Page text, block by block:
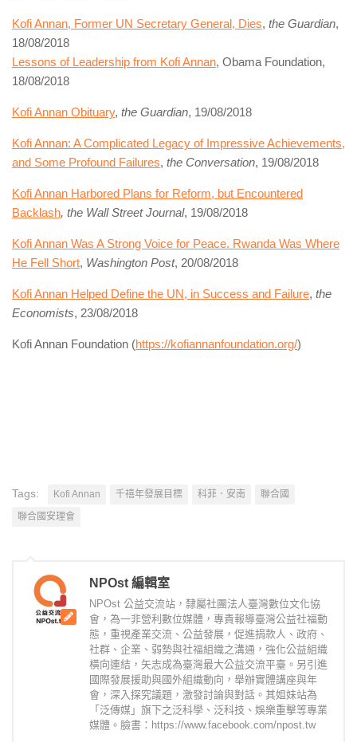
Kofi Annan, Former UN Secretary General, Dies, the Guardian,
18/08/2018
Lessons of Leadership from Kofi Annan, Obama Foundation,
18/08/2018
Kofi Annan Obituary, the Guardian, 19/08/2018
Kofi Annan: A Complicated Legacy of Impressive Achievements,
and Some Profound Failures, the Conversation, 19/08/2018
Kofi Annan Harbored Plans for Reform, but Encountered
Backlash, the Wall Street Journal, 19/08/2018
Kofi Annan Was A Strong Voice for Peace. Rwanda Was Where
He Fell Short, Washington Post, 20/08/2018
Kofi Annan Helped Define the UN, in Success and Failure, the
Economists, 23/08/2018
Kofi Annan Foundation (https://kofiannanfoundation.org/)
Tags: Kofi Annan 千禧年發展目標 科菲．安南
聯合國
聯合國安理會
NPOst 編輯室
NPOst 公益交流站，隸屬社團法人臺灣數位文化協
會，為一非營利數位媒體，專責報導臺灣公益社福動
態，重視產業交流、公益發展，促進捐款人、政府、
社群、企業、弱勢與社福組織之溝通，強化公益組織
橫向連結，矢志成為臺灣最大公益交流平臺。另引進
國際發展援助與國外組織動向，舉辦實體講座與年
會，深入探究議題，激發討論與對話。其姐妹站為
「泛傳媒」旗下之泛科學、泛科技、娛樂重擊等專業
媒體。臉書：https://www.facebook.com/npost.tw